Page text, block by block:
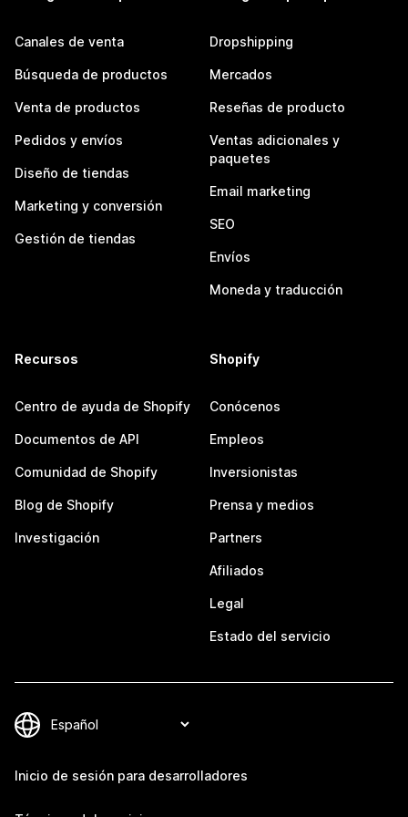
Canales de venta
Búsqueda de productos
Venta de productos
Pedidos y envíos
Diseño de tiendas
Marketing y conversión
Gestión de tiendas
Dropshipping
Mercados
Reseñas de producto
Ventas adicionales y
paquetes
Email marketing
SEO
Envíos
Moneda y traducción
Recursos
Centro de ayuda de Shopify
Documentos de API
Comunidad de Shopify
Blog de Shopify
Investigación
Shopify
Conócenos
Empleos
Inversionistas
Prensa y medios
Partners
Afiliados
Legal
Estado del servicio
Inicio de sesión para desarrolladores